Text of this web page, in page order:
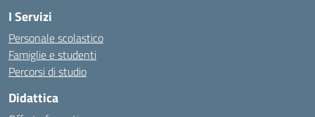
I Servizi
Personale scolastico
Famiglie e studenti
Percorsi di studio
Didattica